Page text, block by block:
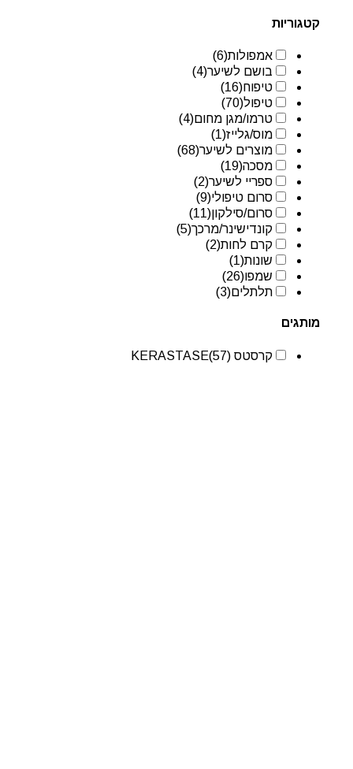
קטגוריות
אמפולות(6)
בושם לשיער(4)
טיפוח(16)
טיפול(70)
טרמו/מגן מחום(4)
מוס/גלייז(1)
מוצרים לשיער(68)
מסכה(19)
ספריי לשיער(2)
סרום טיפולי(9)
סרום/סילקון(11)
קונדישינר/מרכך(5)
קרם לחות(2)
שונות(1)
שמפו(26)
תלתלים(3)
מותגים
קרסטס KERASTASE(57)